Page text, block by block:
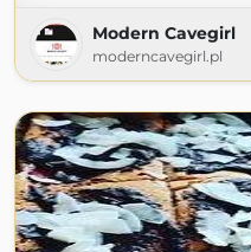
Modern Cavegirl
moderncavegirl.pl